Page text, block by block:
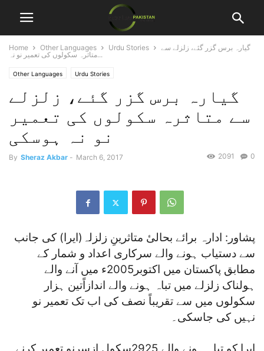
Home Other Languages Urdu Stories
گیارہ برس گزر گئے، زلزلے سے
متاثرہ سکولوں کی تعمیر نو نہ...
Other Languages Urdu Stories
گیارہ برس گزر گئے، زلزلے
سے متاثرہ سکولوں کی تعمیر
نو نہ ہوسکی
By Sheraz Akbar - March 6, 2017 0
2091
پشاور: ادارہ برائے بحالیٔ متاثرینِ زلزلہ(ایرا) کی جانب
سے دستیاب ہونے والے سرکاری اعداد و شمار کے
مطابق پاکستان میں اکتوبر2005ء میں آنے والے
ہولناک زلزلے میں تباہ ہونے والے اندازاًتین ہزار
سکولوں میں سے تقریباً نصف کی اب تک تعمیر نو
نہیں کی جاسکی۔